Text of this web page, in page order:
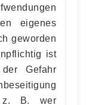
eigenes
geworden
ist
Gefahr
z. B. wer